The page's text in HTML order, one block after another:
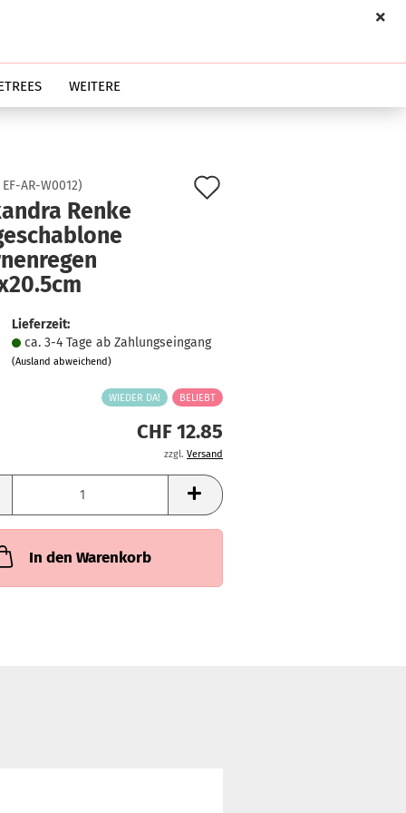
WEITERE
EF-AR-W0012)
Renke
Lieferzeit:
ca. 3-4 Tage ab Zahlungseingang
(Ausland abweichend)
WIEDER DA! BELIEBT
CHF 12.85
zzgl. Versand
In den Warenkorb